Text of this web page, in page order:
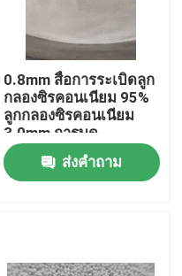
0.8mm สื่อการระเบิดลูก
กลองซิรคอนเนียม 95%
ลูกกลองซิรคอนเนียม
3.0mm การบด
ส่งคำถาม